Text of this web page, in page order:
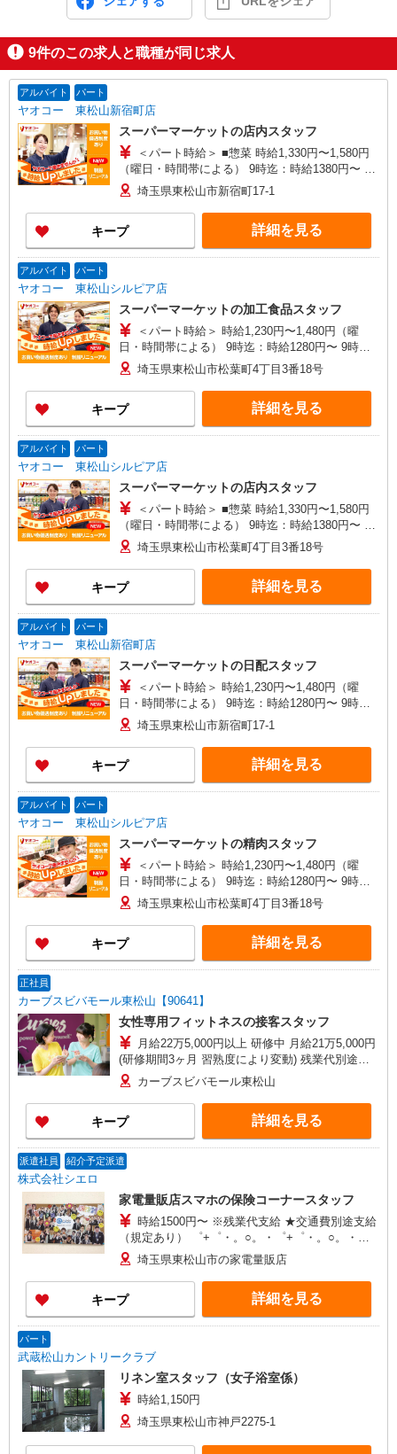
9件のこの求人と職種が同じ求人
アルバイト パート
ヤオコー 東松山新宿町店
スーパーマーケットの店内スタッフ
＜パート時給＞ ■惣菜 時給1,330円〜1,580円
（曜日・時間帯による） 9時迄：時給1380円〜 9
時以降：時給1330円〜 17時以降：時給1480円〜
★土曜＋100円 ★日・祝＋100円 ■惣菜以外 時給
1,230円〜1,480円（曜日・時間帯による） 9時
迄：時給1280円〜 9時以降：時給1230円〜 17時以
降：時給1380円〜 ★土曜＋100円 ★日・祝＋100
わせください
埼玉県東松山市新宿町17-1
キープ 詳細を見る
アルバイト パート
ヤオコー 東松山シルピア店
スーパーマーケットの加工食品スタッフ
＜パート時給＞ 時給1,230円〜1,480円（曜
日・時間帯による） 9時迄：時給1280円〜 9時以
降：時給1230円〜 17時以降：時給1380円〜 ★土
曜＋100円 ★日・祝＋100円 ※アルバイトさんの
時給や募集内容はお問い合わせください
埼玉県東松山市松葉町4丁目3番18号
キープ 詳細を見る
アルバイト パート
ヤオコー 東松山シルピア店
スーパーマーケットの店内スタッフ
＜パート時給＞ ■惣菜 時給1,330円〜1,580円
（曜日・時間帯による） 9時迄：時給1380円〜 9
時以降：時給1330円〜 17時以降：時給1480円〜
★土曜＋100円 ★日・祝＋100円 ■惣菜以外 時給
1,230円〜1,480円（曜日・時間帯による） 9時
迄：時給1280円〜 9時以降：時給1230円〜 17時以
降：時給1380円〜 ★土曜＋100円 ★日・祝＋100
わせください
埼玉県東松山市松葉町4丁目3番18号
キープ 詳細を見る
アルバイト パート
ヤオコー 東松山新宿町店
スーパーマーケットの日配スタッフ
＜パート時給＞ 時給1,230円〜1,480円（曜
日・時間帯による） 9時迄：時給1280円〜 9時以
降：時給1230円〜 17時以降：時給1380円〜 ★土
曜＋100円 ★日・祝＋100円 ※アルバイトさんの
時給や募集内容はお問い合わせください
埼玉県東松山市新宿町17-1
キープ 詳細を見る
アルバイト パート
ヤオコー 東松山シルピア店
スーパーマーケットの精肉スタッフ
＜パート時給＞ 時給1,230円〜1,480円（曜
日・時間帯による） 9時迄：時給1280円〜 9時以
降：時給1230円〜 17時以降：時給1380円〜 ★土
曜＋100円 ★日・祝＋100円 ※アルバイトさんの
時給や募集内容はお問い合わせください
埼玉県東松山市松葉町4丁目3番18号
キープ 詳細を見る
正社員
カーブスビバモール東松山【90641】
女性専用フィットネスの接客スタッフ
月給22万5,000円以上 研修中 月給21万5,000円
(研修期間3ヶ月 習熟度により変動) 残業代別途支
給、昼食代含む
カーブスビバモール東松山
キープ 詳細を見る
派遣社員 紹介予定派遣
株式会社シエロ
家電量販店スマホの保険コーナースタッフ
時給1500円〜 ※残業代支給 ★交通費別途支給
（規定あり） ゜+゜・。○。・゜+゜・。○。・゜
+゜ 入社祝い金10万円支給(規定有) お友達を紹介
頂くと, インセンティブ支給(規定有) ★月2回払
い・週払い可能（規程有）★ ゜・。○。・゜
+゜・。○。・゜+゜
埼玉県東松山市の家電量販店
キープ 詳細を見る
パート
武蔵松山カントリークラブ
リネン室スタッフ（女子浴室係）
時給1,150円
埼玉県東松山市神戸2275-1